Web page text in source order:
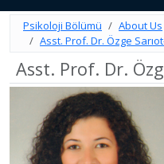
Psikoloji Bölümü About Us
Asst. Prof. Dr. Özge
Asst. Prof. Dr.